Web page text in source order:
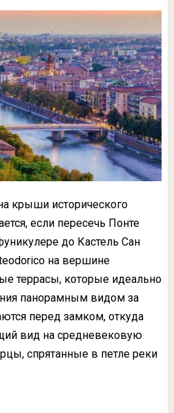
крыши исторического
если пересечь Понте
до Кастель Сан
на вершине
террасы, которые идеально
панорамным видом за
перед замком, откуда
вид на средневековую
спрятанные в петле реки